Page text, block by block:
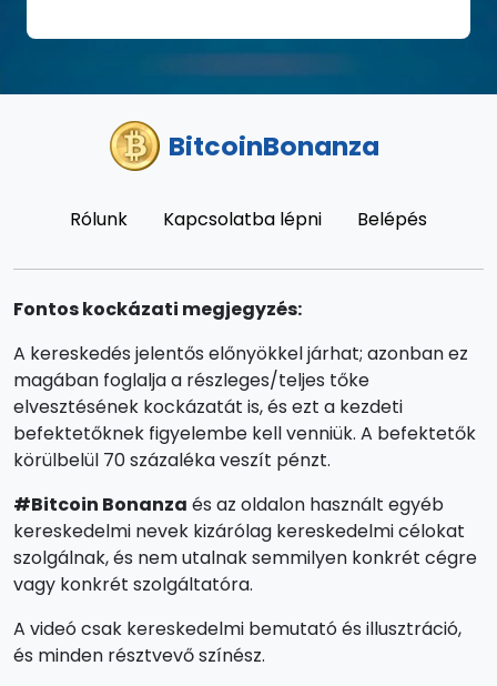
BitcoinBonanza
Rólunk Kapcsolatba lépni Belépés
Fontos kockázati megjegyzés:
A kereskedés jelentős előnyökkel járhat; azonban ez
magában foglalja a részleges/teljes tőke
elvesztésének kockázatát is, és ezt a kezdeti
befektetőknek figyelembe kell venniük. A befektetők
körülbelül 70 százaléka veszít pénzt.
#Bitcoin Bonanza és az oldalon használt egyéb
kereskedelmi nevek kizárólag kereskedelmi célokat
szolgálnak, és nem utalnak semmilyen konkrét cégre
vagy konkrét szolgáltatóra.
A videó csak kereskedelmi bemutató és illusztráció,
és minden résztvevő színész.